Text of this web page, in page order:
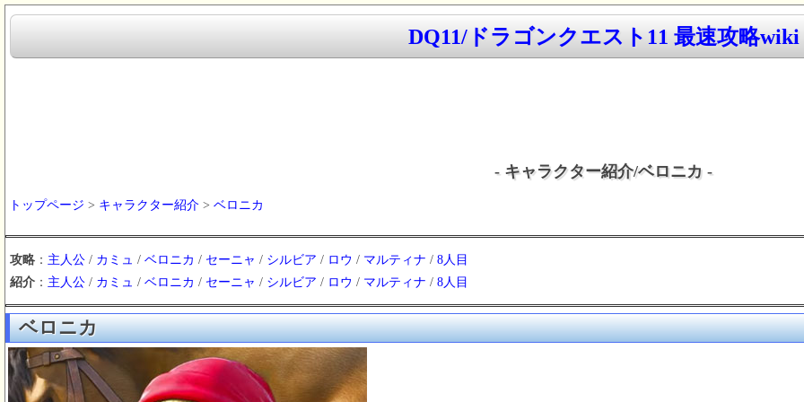
DQ11/ドラゴンクエスト11 最速攻略wiki
- キャラクター紹介/ベロニカ -
トップページ > キャラクター紹介 > ベロニカ
攻略 ： 主人公 / カミュ / ベロニカ / セーニャ / シルビア / ロウ / マルティナ / 8人目
紹介 ： 主人公 / カミュ / ベロニカ / セーニャ / シルビア / ロウ / マルティナ / 8人目
ベロニカ